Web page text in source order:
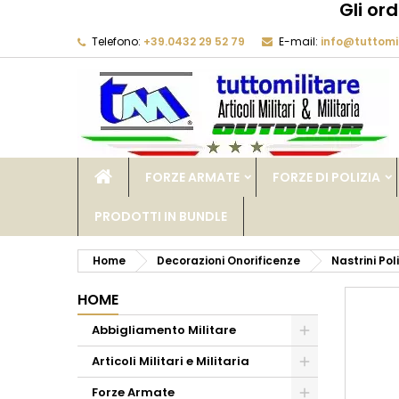
Gli
Telefono: +39.0432 29 52 79 E-mail:
FORZE ARMATE FORZE DI POLIZIA
PRODOTTI IN BUNDLE
Home Decorazioni Onorificenze Nastrini
HOME
Abbigliamento Militare
Articoli Militari e Militaria
Forze Armate